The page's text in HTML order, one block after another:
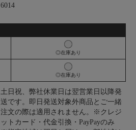
6014
◎在庫あり
◎在庫あり
土日祝、弊社休業日は翌営業日以降発
送です。即日発送対象外商品とご一緒
注文の際は適用されません。※クレジ
ットカード・代金引換・PayPayのみ